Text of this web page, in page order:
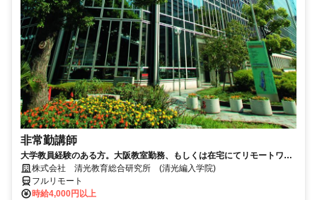
非常勤講師
大学教員経験のある方。大阪教室勤務、もしくは在宅にてリモートワー
ク可能。退官した先生が活躍中。
株式会社 清光教育総合研究所 (清光編入学院)
フルリモート
時給4,000円以上